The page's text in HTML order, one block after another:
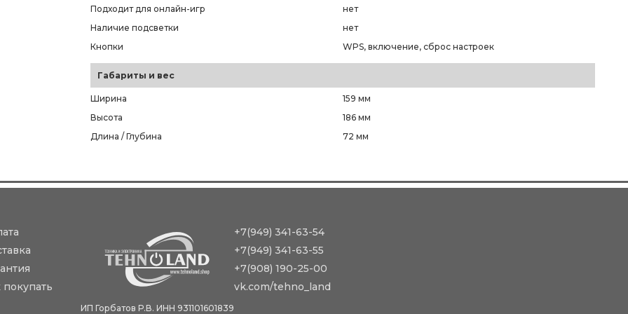
Подходит для онлайн-игр
нет
Наличие подсветки
нет
Кнопки
WPS, включение, сброс настроек
Габариты и вес
Ширина
159 мм
Высота
186 мм
Длина / Глубина
72 мм
покупать
+7(949) 341-63-54
+7(949) 341-63-55
+7(908) 190-25-00
vk.com/tehno_land
ИП Горбатов Р.В. ИНН 931101601839